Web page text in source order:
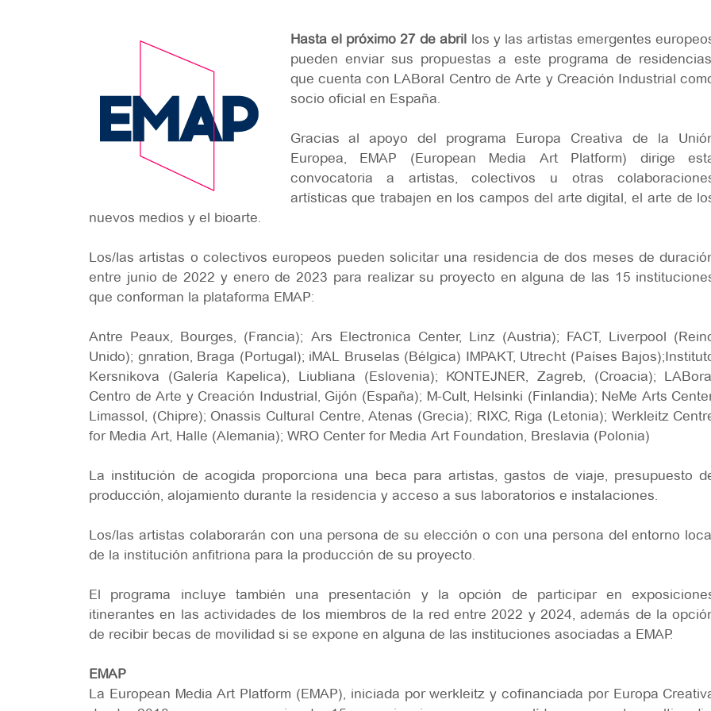
Hasta el próximo 27 de abril los y las artistas emergentes
pueden enviar sus propuestas a este programa de residencias,
que cuenta con LABoral Centro de Arte y Creación Industrial
socio oficial en España.
Gracias al apoyo del programa Europa Creativa de la
Europea, EMAP (European Media Art Platform) dirige
convocatoria a artistas, colectivos u otras
artísticas que trabajen en los campos del arte digital, el arte de
nuevos medios y el bioarte.
Los/las artistas o colectivos europeos pueden solicitar una residencia de dos meses de
entre junio de 2022 y enero de 2023 para realizar su proyecto en alguna de las 15
que conforman la plataforma EMAP:
Antre Peaux, Bourges, (Francia); Ars Electronica Center, Linz (Austria); FACT, Liverpool
Unido); gnration, Braga (Portugal); iMAL Bruselas (Bélgica) IMPAKT, Utrecht (Países
Kersnikova (Galería Kapelica), Liubliana (Eslovenia); KONTEJNER, Zagreb, (Croacia);
Centro de Arte y Creación Industrial, Gijón (España); M-Cult, Helsinki (Finlandia); NeMe Arts
Limassol, (Chipre); Onassis Cultural Centre, Atenas (Grecia); RIXC, Riga (Letonia); Werkleitz
for Media Art, Halle (Alemania); WRO Center for Media Art Foundation, Breslavia (Polonia)
La institución de acogida proporciona una beca para artistas, gastos de viaje, presupuesto
producción, alojamiento durante la residencia y acceso a sus laboratorios e instalaciones.
Los/las artistas colaborarán con una persona de su elección o con una persona del entorno
de la institución anfitriona para la producción de su proyecto.
El programa incluye también una presentación y la opción de participar en
itinerantes en las actividades de los miembros de la red entre 2022 y 2024, además de la
de recibir becas de movilidad si se expone en alguna de las instituciones asociadas a EMAP.
EMAP
La European Media Art Platform (EMAP), iniciada por werkleitz y cofinanciada por Europa